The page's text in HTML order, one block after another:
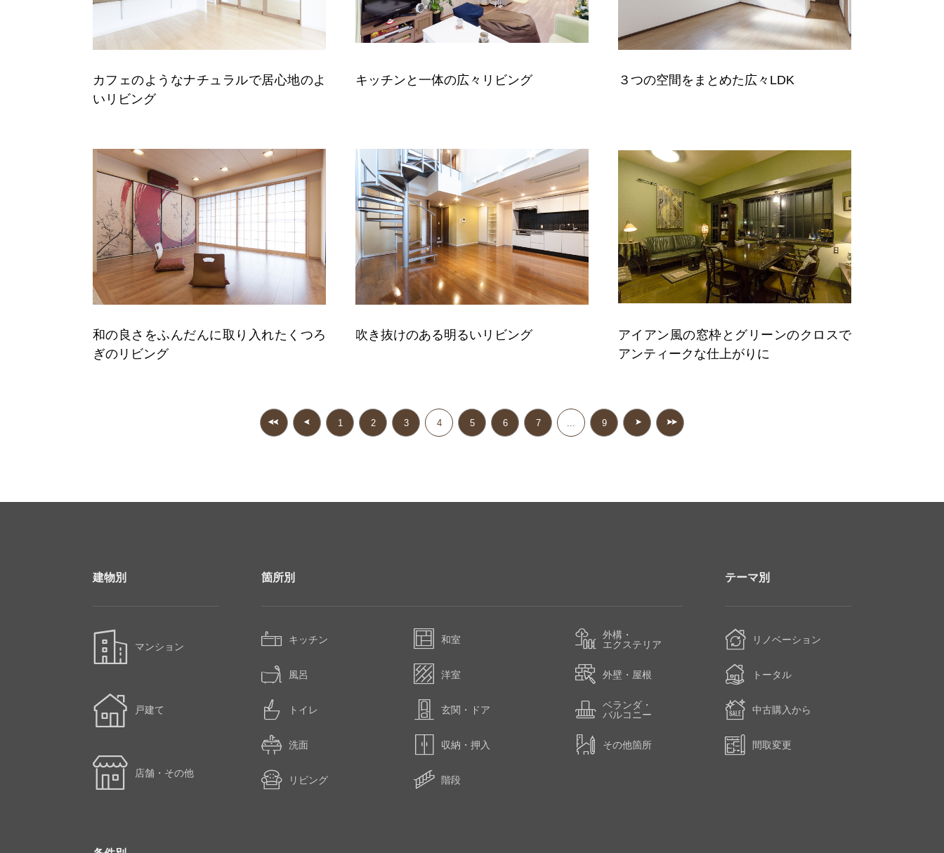
カフェのようなナチュラルで居心地のよ
いリビング
キッチンと一体の広々リビング ３つの空間をまとめた広々LDK
和の良さをふんだんに取り入れたくつろ
ぎのリビング
吹き抜けのある明るいリビング
アイアン風の窓枠とグリーンのクロスで
アンティークな仕上がりに
1 2 3 4 5 6 7 9
建物別
マンション
戸建て
店舗・その他
箇所別
キッチン
風呂
トイレ
洗面
リビング
和室
洋室
玄関・ドア
収納・押入
階段
外構・
エクステリア
外壁・屋根
ベランダ・
バルコニー
その他箇所
テーマ別
リノベーション
トータル
中古購入から
間取変更